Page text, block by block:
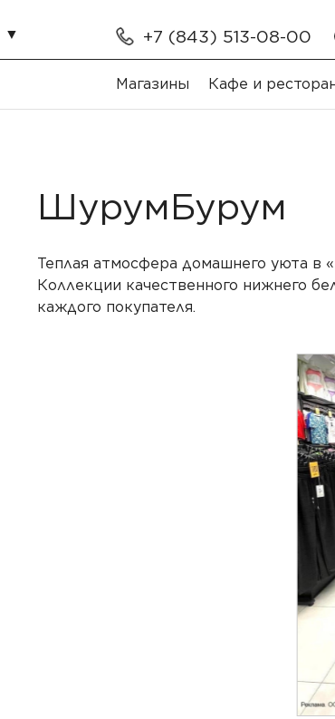
+7 (843) 513-08-00
Магазины Кафе и
ШурумБурум
Теплая атмосфера домашнего уюта в
Коллекции качественного нижнего
каждого покупателя.